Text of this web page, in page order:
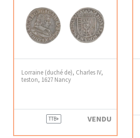
Lorraine (duché de), Charles IV,
teston, 1627 Nancy
TTB+ VENDU